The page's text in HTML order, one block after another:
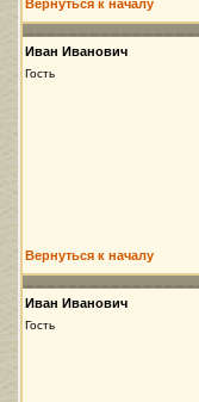
Вернуться к началу
Иван Иванович
Гость
Вернуться к началу
Иван Иванович
Гость